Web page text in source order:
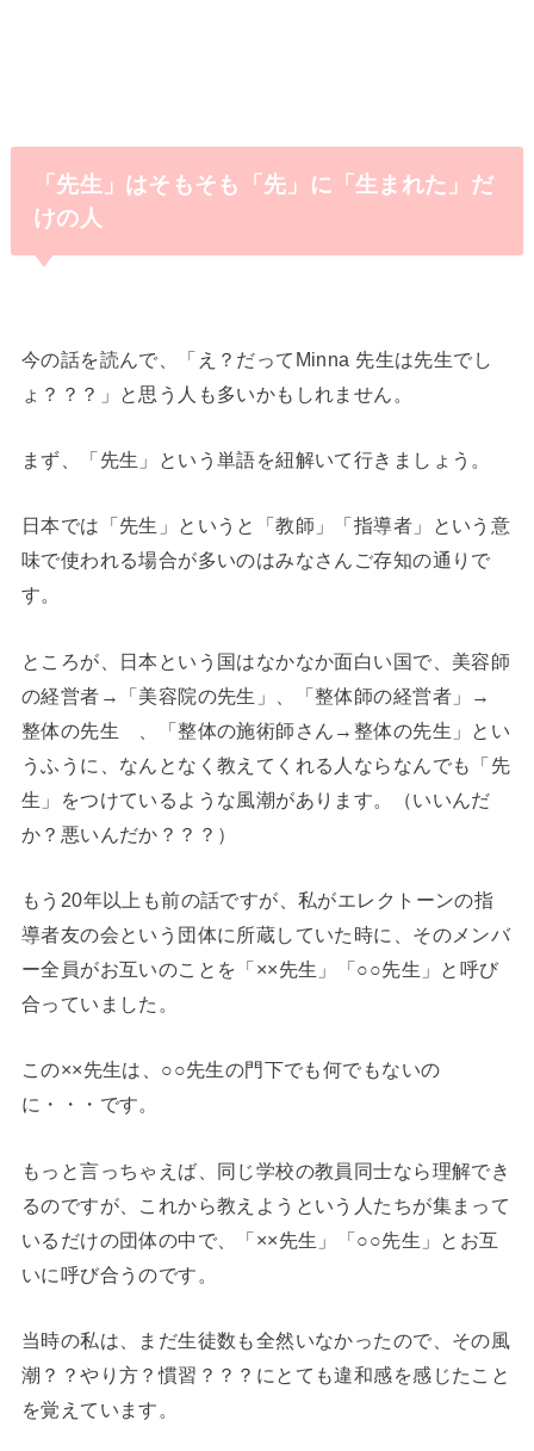
「先生」はそもそも「先」に「生まれた」だ
けの人
今の話を読んで、「え？だってMinna 先生は先生でし
ょ？？？」と思う人も多いかもしれません。
まず、「先生」という単語を紐解いて行きましょう。
日本では「先生」というと「教師」「指導者」という意
味で使われる場合が多いのはみなさんご存知の通りで
す。
ところが、日本という国はなかなか面白い国で、美容師
の経営者→「美容院の先生」、「整体師の経営者」→
整体の先生 、「整体の施術師さん→整体の先生」とい
うふうに、なんとなく教えてくれる人ならなんでも「先
生」をつけているような風潮があります。（いいんだ
か？悪いんだか？？？）
もう20年以上も前の話ですが、私がエレクトーンの指
導者友の会という団体に所蔵していた時に、そのメンバ
ー全員がお互いのことを「××先生」「○○先生」と呼び
合っていました。
この××先生は、○○先生の門下でも何でもないの
に・・・です。
もっと言っちゃえば、同じ学校の教員同士なら理解でき
るのですが、これから教えようという人たちが集まって
いるだけの団体の中で、「××先生」「○○先生」とお互
いに呼び合うのです。
当時の私は、まだ生徒数も全然いなかったので、その風
潮？？やり方？慣習？？？にとても違和感を感じたこと
を覚えています。